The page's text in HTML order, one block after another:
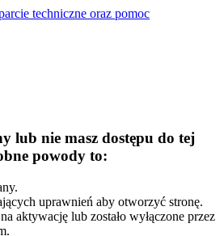
lub nie masz dostępu do tej
powody to:
uprawnień aby otworzyć stronę.
aktywację lub zostało wyłączone przez